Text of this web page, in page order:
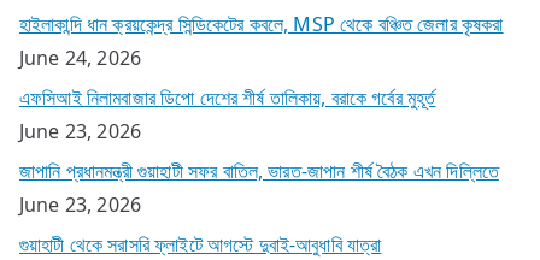
হাইলাকান্দি ধান ক্রয়কেন্দ্র সিন্ডিকেটের কবলে, MSP থেকে বঞ্চিত জেলার কৃষকরা
June 24, 2026
এফসিআই নিলামবাজার ডিপো দেশের শীর্ষ তালিকায়, বরাকে গর্বের মুহূর্ত
June 23, 2026
জাপানি প্রধানমন্ত্রী গুয়াহাটী সফর বাতিল, ভারত-জাপান শীর্ষ বৈঠক এখন দিল্লিতে
June 23, 2026
গুয়াহাটী থেকে সরাসরি ফ্লাইটে আগস্টে দুবাই-আবুধাবি যাত্রা